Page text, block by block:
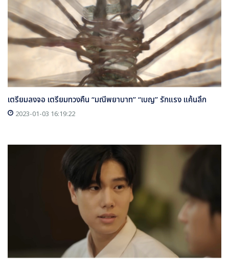
เตรียมลงจอ เตรียมทวงคืน “มณีพยาบาท” “เบญ” รักแรง แค้นลึก
2023-01-03 16:19:22